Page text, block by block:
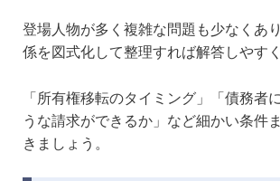
登場人物が多く複雑な問題も少なくあ
係を図式化して整理すれば解答しやす
「所有権移転のタイミング」「債務者
うな請求ができるか」など細かい条件
きましょう。